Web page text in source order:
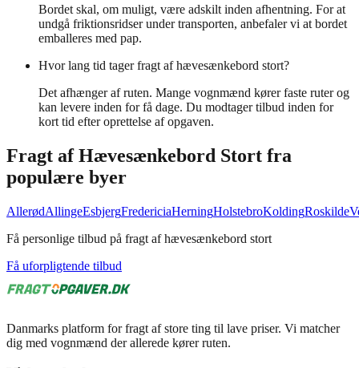
Bordet skal, om muligt, være adskilt inden afhentning. For at
undgå friktionsridser under transporten, anbefaler vi at bordet
emballeres med pap.
Hvor lang tid tager fragt af hævesænkebord stort?
Det afhænger af ruten. Mange vognmænd kører faste ruter og
kan levere inden for få dage. Du modtager tilbud inden for
kort tid efter oprettelse af opgaven.
Fragt afHævesænkebord Stort fra
populære byer
AllerødAllingeEsbjergFredericiaHerningHolstebroKoldingRoskilde
Få personlige tilbud på fragt af hævesænkebord stort
Få uforpligtende tilbud
Danmarks platform for fragt af store ting til lave priser. Vi matcher
dig med vognmænd der allerede kører ruten.